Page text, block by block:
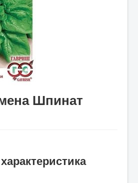
Шпинат